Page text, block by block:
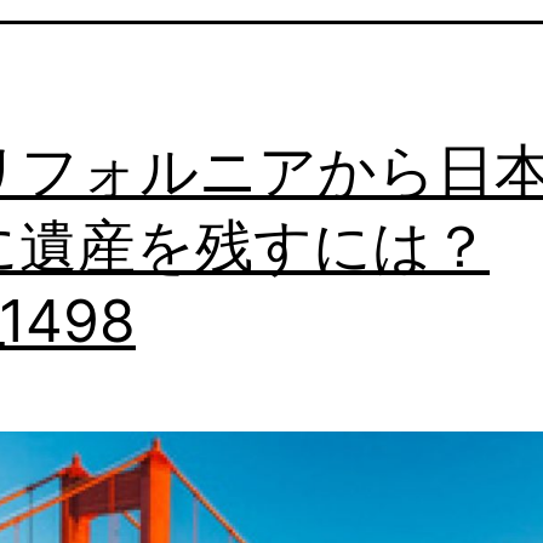
フォルニアから日
遺産を残すには？